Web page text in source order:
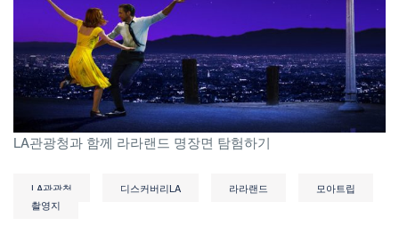
LA관광청과 함께 라라랜드 명장면 탐험하기
LA관광청 디스커버리LA 라라랜드
모아트립
촬영지